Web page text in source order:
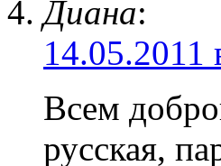
Диана:
14.05.2011
Всем
русская,